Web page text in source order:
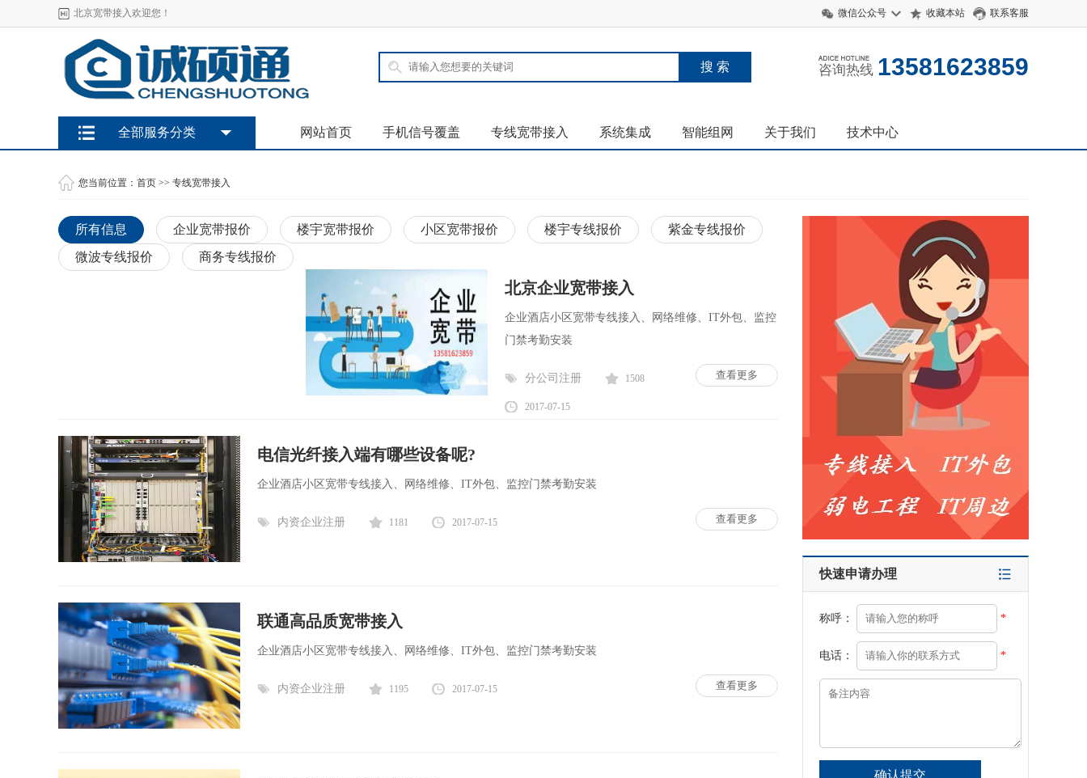
北京宽带接入欢迎您！ 微信公众号 收藏本站 联系客服
咨询热线 13581623859
网站首页 手机信号覆盖 专线宽带接入 系统集成 智能组网 关于我们 技术中心
全部服务分类
您当前位置： 首页 >> 专线宽带接入
所有信息 企业宽带报价 楼宇宽带报价 小区宽带报价 楼宇专线报价
紫金专线报价
微波专线报价
商务专线报价
北京企业宽带接入
企业酒店小区宽带专线接入、网络维修、IT外包、监控
门禁考勤安装
查看更多
分公司注册 1508
2017-07-15
电信光纤接入端有哪些设备呢?
企业酒店小区宽带专线接入、网络维修、IT外包、监控门禁考勤安装
查看更多
内资企业注册 1181 2017-07-15
联通高品质宽带接入
企业酒店小区宽带专线接入、网络维修、IT外包、监控门禁考勤安装
查看更多
内资企业注册 1195 2017-07-15
快速申请办理
称呼： *
电话： *